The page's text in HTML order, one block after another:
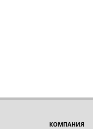
КОМПАНИЯ